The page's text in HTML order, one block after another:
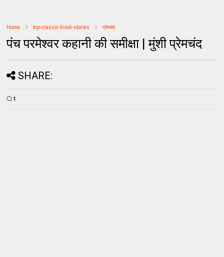
Home top-classic-hindi-stories प्रेमचंद
पंच परमेश्वर कहानी की समीक्षा | मुंशी प्रेमचंद
SHARE:
1